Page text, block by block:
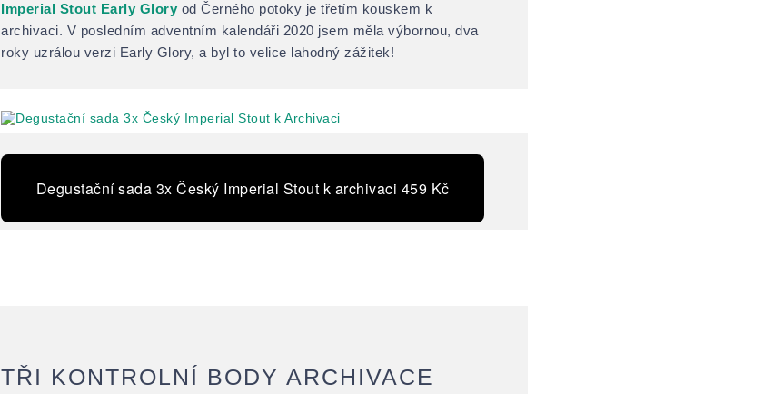
Imperial Stout Early Glory od Černého potoky je třetím kouskem k
archivaci. V posledním adventním kalendáři 2020 jsem měla výbornou, dva
roky uzrálou verzi Early Glory, a byl to velice lahodný zážitek!
Degustační sada 3x Český Imperial Stout k archivaci 459 Kč
TŘI KONTROLNÍ BODY ARCHIVACE